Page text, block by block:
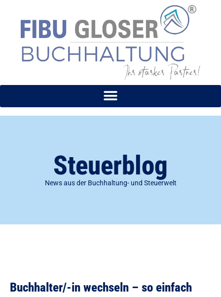
springen
Steuerblog
News aus der Buchhaltung- und Steuerwelt
Buchhalter/-in wechseln – so einfach